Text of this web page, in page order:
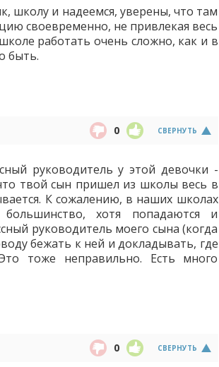
школу и надеемся, уверены, что там
своевременно, не привлекая весь
работать очень сложно, как и в
быть.
СВЕРНУТЬ
0
руководитель у этой девочки -
твой сын пришел из школы весь в
К сожалению, в наших школах
хотя попадаются и
руководитель моего сына (когда
бежать к ней и докладывать, где
тоже неправильно. Есть много
СВЕРНУТЬ
0